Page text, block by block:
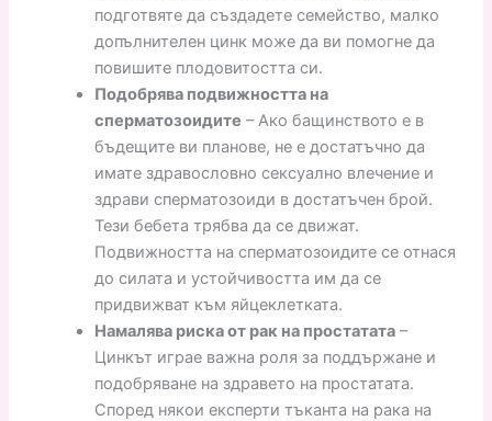
подготвяте да създадете семейство, малко
допълнителен цинк може да ви помогне да
повишите плодовитостта си.
Подобрява подвижността на
сперматозоидите – Ако бащинството е в
бъдещите ви планове, не е достатъчно да
имате здравословно сексуално влечение и
здрави сперматозоиди в достатъчен брой.
Тези бебета трябва да се движат.
Подвижността на сперматозоидите се отнася
до силата и устойчивостта им да се
придвижват към яйцеклетката.
Намалява риска от рак на простатата –
Цинкът играе важна роля за поддържане и
подобряване на здравето на простатата.
Според някои експерти тъканта на рака на